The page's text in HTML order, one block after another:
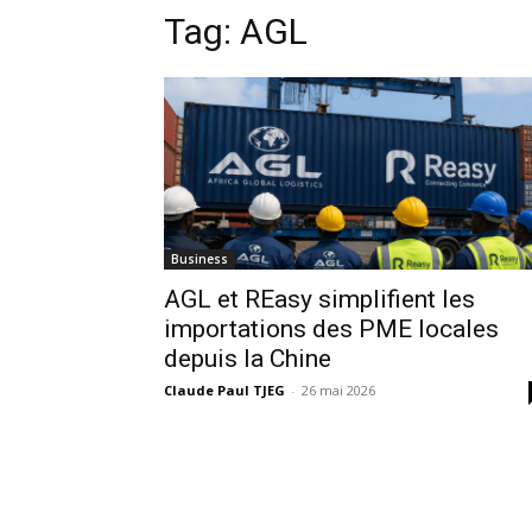
Tag: AGL
Business
AGL et REasy simplifient les
importations des PME locales
depuis la Chine
Claude Paul TJEG - 26 mai 2026